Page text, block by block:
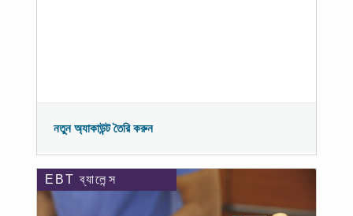
নতুন অ্যাকাউন্ট তৈরি করুন
EBT ব্যালেন্স